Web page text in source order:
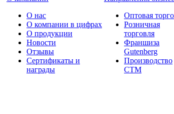
О нас
О компании в цифрах
О продукции
Новости
Отзывы
Сертификаты и
награды
Оптовая
Розничная
торговля
Франшиза
Gutenberg
Производство
СТМ